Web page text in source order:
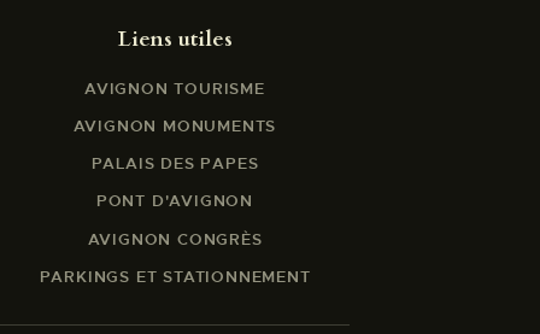
Liens utiles
AVIGNON TOURISME
AVIGNON MONUMENTS
PALAIS DES PAPES
PONT D'AVIGNON
AVIGNON CONGRÈS
PARKINGS ET STATIONNEMENT